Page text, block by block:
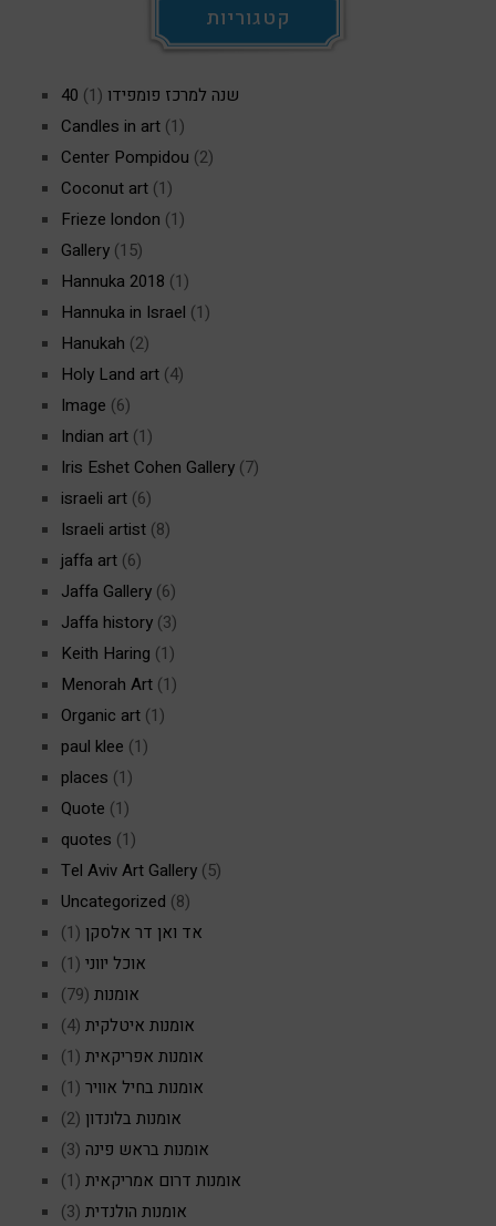
קטגוריות
40 שנה למרכז פומפידו (1)
Candles in art (1)
Center Pompidou (2)
Coconut art (1)
Frieze london (1)
Gallery (15)
Hannuka 2018 (1)
Hannuka in Israel (1)
Hanukah (2)
Holy Land art (4)
Image (6)
Indian art (1)
Iris Eshet Cohen Gallery (7)
israeli art (6)
Israeli artist (8)
jaffa art (6)
Jaffa Gallery (6)
Jaffa history (3)
Keith Haring (1)
Menorah Art (1)
Organic art (1)
paul klee (1)
places (1)
Quote (1)
quotes (1)
Tel Aviv Art Gallery (5)
Uncategorized (8)
אד ואן דר אלסקן (1)
אוכל יווני (1)
אומנות (79)
אומנות איטלקית (4)
אומנות אפריקאית (1)
אומנות בחיל אוויר (1)
אומנות בלונדון (2)
אומנות בראש פינה (3)
אומנות דרום אמריקאית (1)
אומנות הולנדית (3)